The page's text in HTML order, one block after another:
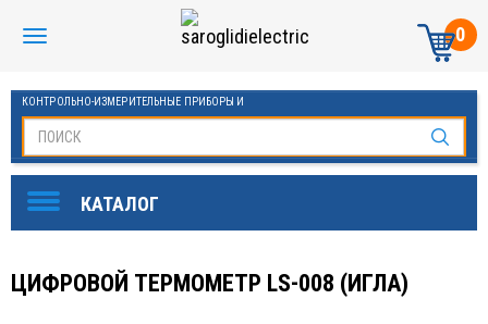
0
КОНТРОЛЬНО-ИЗМЕРИТЕЛЬНЫЕ ПРИБОРЫ И
ЦИФРОВОЙ ТЕРМОМЕТР LS-008 (ИГЛА)